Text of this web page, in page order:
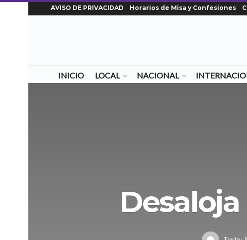
AVISO DE PRIVACIDAD Horarios de Misa y Confesiones
INICIO LOCAL NACIONAL